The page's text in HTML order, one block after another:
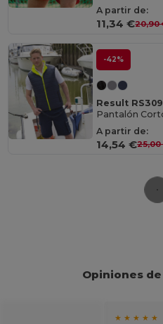
A partir de:
11,34 €20,90
-42%
Result RS309
Pantalón
A partir de:
14,54 €25,00
Opiniones
★ ★ ★ ★ ★